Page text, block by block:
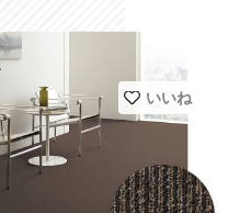
いいね